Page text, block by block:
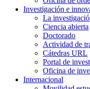
Investigación e
La
Ciencia abierta
Doctorado
Actividad de
Cátedras URL
Portal de
Oficina de
Internacional